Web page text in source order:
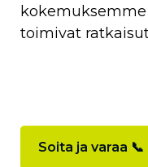
toimivat
Soita ja varaa 📞